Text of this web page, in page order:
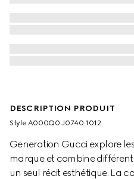
DESCRIPTION PRODUIT
Style ‎A000Q0 J0740 1012
Generation Gucci explore
marque et combine
un seul récit esthétique. La